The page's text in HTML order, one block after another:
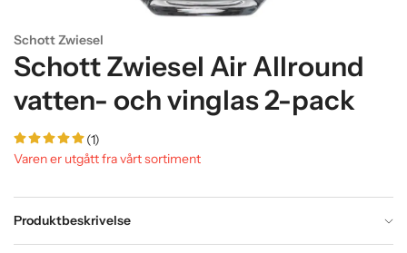
Schott Zwiesel
Schott Zwiesel Air Allround
vatten- och vinglas 2-pack
(1)
Varen er utgått fra vårt sortiment
Produktbeskrivelse